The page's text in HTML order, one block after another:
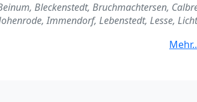
Bleckenstedt, Bruchmachtersen,
Immendorf, Lebenstedt, Lesse,